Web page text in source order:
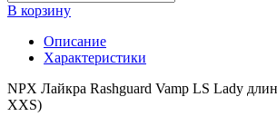
В корзину
Описание
Характеристики
NPX Лайкра Rashguard Vamp LS Lady
XXS)